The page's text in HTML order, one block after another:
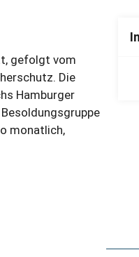
gefolgt vom
Die
Hamburger
monatlich,